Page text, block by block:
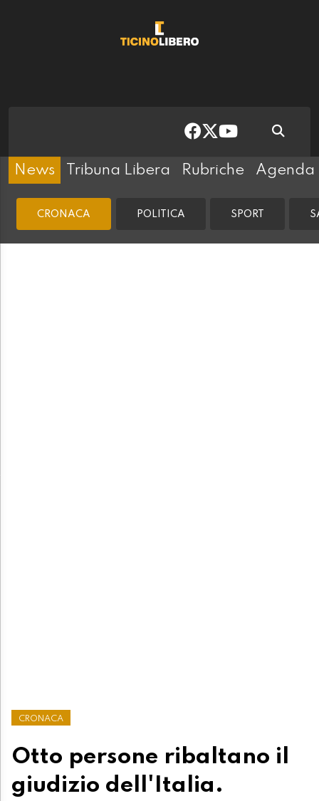
News Tribuna Libera Rubriche Agenda
CRONACA POLITICA SPORT
CRONACA
Otto persone ribaltano il
giudizio dell'Italia.